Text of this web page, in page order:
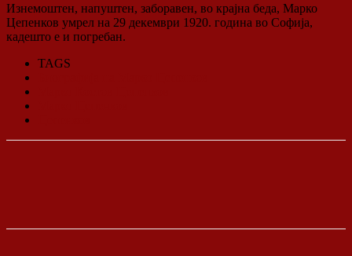
Изнемоштен, напуштен, заборавен, во крајна беда, Марко
Цепенков умрел на 29 декември 1920. година во Софија,
кадешто е и погребан.
TAGS